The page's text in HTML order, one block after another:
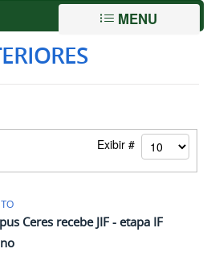
MENU
Exibir #
Ceres recebe JIF - etapa IF